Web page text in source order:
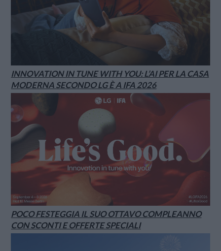
INNOVATION IN TUNE WITH YOU: L’AI PER LA CASA
MODERNA SECONDO LG È A IFA 2026
POCO FESTEGGIA IL SUO OTTAVO COMPLEANNO
CON SCONTI E OFFERTE SPECIALI